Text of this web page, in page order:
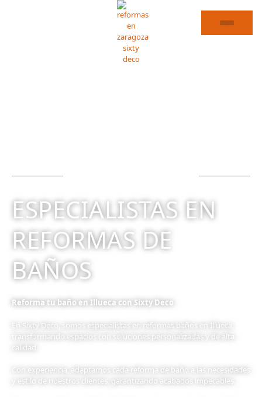
ESPECIALISTAS EN
REFORMAS DE
BAÑOS
Reforma tu baño en Illueca con Sixty Deco
En Sixty Deco, somos especialistas en reformas baños en Illueca,
transformando espacios con soluciones personalizadas y de alta
calidad.
Con experiencia, adaptamos cada reforma de baño a las necesidades
y estilo de nuestros clientes, garantizando acabados impecables.